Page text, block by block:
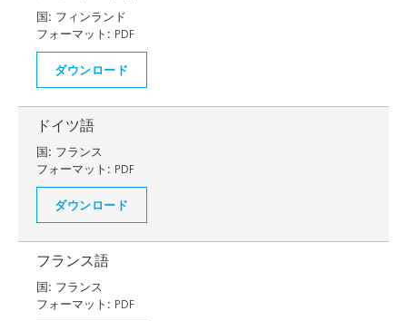
国: フィンランド
フォーマット: PDF
ダウンロード
ドイツ語
国: フランス
フォーマット: PDF
ダウンロード
フランス語
国: フランス
フォーマット: PDF